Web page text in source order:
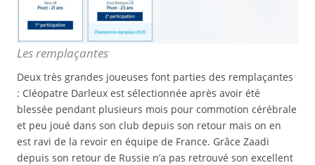
Les remplaçantes
Deux très grandes joueuses font parties des remplaçantes
: Cléopatre Darleux est sélectionnée après avoir été
blessée pendant plusieurs mois pour commotion cérébrale
et peu joué dans son club depuis son retour mais on en
est ravi de la revoir en équipe de France. Grâce Zaadi
depuis son retour de Russie n’a pas retrouvé son excellent